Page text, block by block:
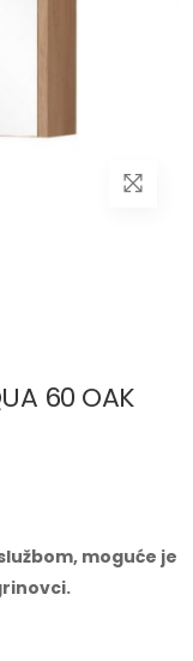
60 OAK
moguće je